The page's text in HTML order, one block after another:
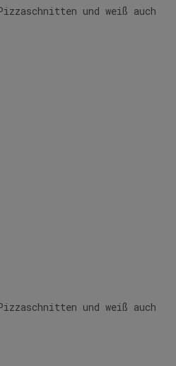
und weiß auch
und weiß auch